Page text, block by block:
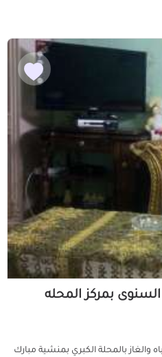
للايجار السنوى بمركز المحله
والغاز بالمحلة الكبري بمنشية مبارك